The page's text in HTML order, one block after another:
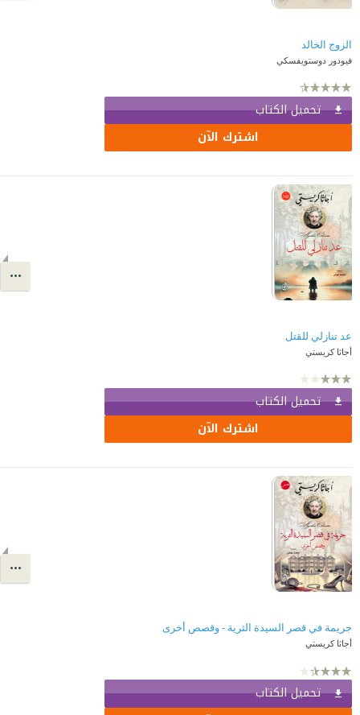
الزوج الخالد
فيودور دوستويفسكي
تحميل الكتاب
اشترك الآن
عد تنازلي للقتل
أجاثا كريستي
تحميل الكتاب
اشترك الآن
جريمة في قصر السيدة الثرية - وقصص أخرى
أجاثا كريستي
تحميل الكتاب